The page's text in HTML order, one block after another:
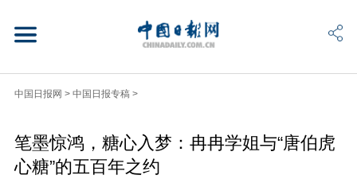
中国日报网 > 中国日报专稿 >
笔墨惊鸿，糖心入梦：冉冉学姐与“唐伯虎
心糖”的五百年之约